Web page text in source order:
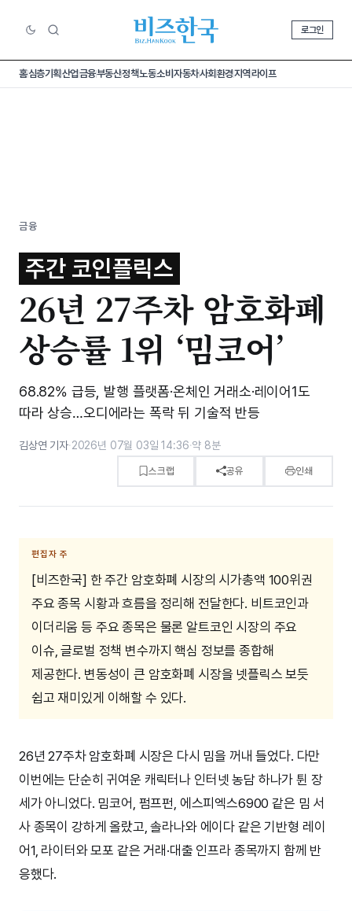
로그인
홈심층기획산업금융부동산정책노동소비 자동차사회환경지역라이프
금융
주간 코인플릭스
26년 27주차 암호화폐
상승률 1위 ‘밈코어’
68.82% 급등, 발행 플랫폼·온체인 거래소·레이어1도
따라 상승…오디에라는 폭락 뒤 기술적 반등
김상연 기자·2026년 07월 03일 14:36·약 8분
스크랩 공유 인쇄
편집자 주
[비즈한국] 한 주간 암호화폐 시장의 시가총액 100위권
주요 종목 시황과 흐름을 정리해 전달한다. 비트코인과
이더리움 등 주요 종목은 물론 알트코인 시장의 주요
이슈, 글로벌 정책 변수까지 핵심 정보를 종합해
제공한다. 변동성이 큰 암호화폐 시장을 넷플릭스 보듯
쉽고 재미있게 이해할 수 있다.
26년 27주차 암호화폐 시장은 다시 밈을 꺼내 들었다. 다만
이번에는 단순히 귀여운 캐릭터나 인터넷 농담 하나가 튄 장
세가 아니었다. 밈코어, 펌프펀, 에스피엑스6900 같은 밈 서
사 종목이 강하게 올랐고, 솔라나와 에이다 같은 기반형 레이
어1, 라이터와 모포 같은 거래·대출 인프라 종목까지 함께 반
응했다.